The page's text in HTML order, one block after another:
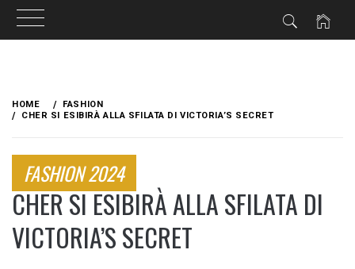
content
HOME
FASHION
CHER SI ESIBIRÀ ALLA SFILATA DI VICTORIA’S SECRET
FASHION 2024
CHER SI ESIBIRÀ ALLA SFILATA DI
VICTORIA’S SECRET